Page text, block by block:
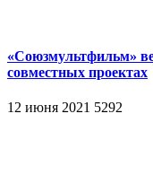
«Союзмультфильм»
совместных проектах
12 июня 2021 5292